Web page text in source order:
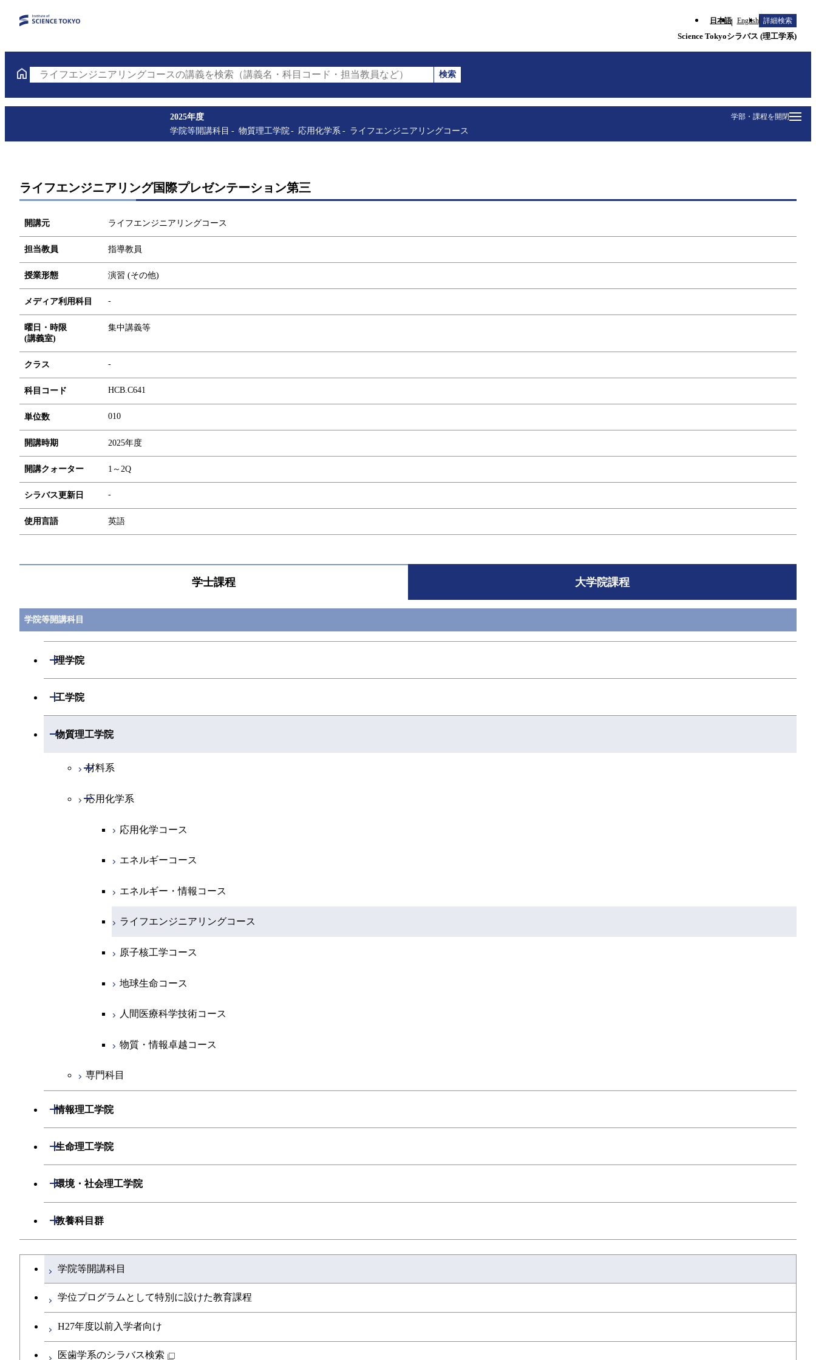
日本語 English 詳細検索
Science Tokyoシラバス (理工学系)
ライフエンジニアリングコースの講義を検索（講義名・科目コード・担当教員など）
検索
学部・課程を開閉
2025年度
学院等開講科目
物質理工学院 応用化学系 ライフエンジニアリングコース
ライフエンジニアリング国際プレゼンテーション第三
開講元 ライフエンジニアリングコース
担当教員 指導教員
授業形態 演習 (その他)
メディア利用科目 -
曜日・時限
(講義室)
集中講義等
クラス -
科目コード HCB.C641
単位数 010
開講時期 2025年度
開講クォーター 1～2Q
シラバス更新日 -
使用言語 英語
学士課程 大学院課程
学院等開講科目
理学院
開閉
工学院
開閉
機械系
開閉
エネルギーコース
エネルギー・情報コース
エンジニアリングデザインコース
ライフエンジニアリングコース
原子核工学コース
人間医療科学技術コース
システム制御系
システム制御コース
エンジニアリングデザインコース
人間医療科学技術コース
電気電子系
電気電子コース
エネルギーコース
エネルギー・情報コース
ライフエンジニアリングコース
原子核工学コース
人間医療科学技術コース
物質・情報卓越コース
情報通信系
情報通信コース
エンジニアリングデザインコース
ライフエンジニアリングコース
人間医療科学技術コース
経営工学系
経営工学コース
エンジニアリングデザインコース
物質理工学院
開閉
材料系
開閉
材料コース
エネルギーコース
エネルギー・情報コース
ライフエンジニアリングコース
原子核工学コース
人間医療科学技術コース
物質・情報卓越コース
応用化学系
開閉
応用化学コース
エネルギーコース
エネルギー・情報コース
ライフエンジニアリングコース
原子核工学コース
地球生命コース
人間医療科学技術コース
物質・情報卓越コース
専門科目
情報理工学院
開閉
数理・計算科学系
開閉
知能情報コース
情報工学コース
知能情報コース
エネルギー・情報コース
人間医療科学技術コース
専門科目
生命理工学院
開閉
生命理工学系
開閉
ライフエンジニアリングコース
地球生命コース
人間医療科学技術コース
物質・情報卓越コース
環境・社会理工学院
開閉
建築学系
開閉
都市・環境学コース
開閉
エネルギーコース
社会・人間科学コース
イノベーション科学系
教養科目群
開閉
文系教養科目
英語科目
第二外国語科目
大学院課程を切り替える
学院等開講科目
学位プログラムとして特別に設けた教育課程
H27年度以前入学者向け
医歯学系のシラバス検索